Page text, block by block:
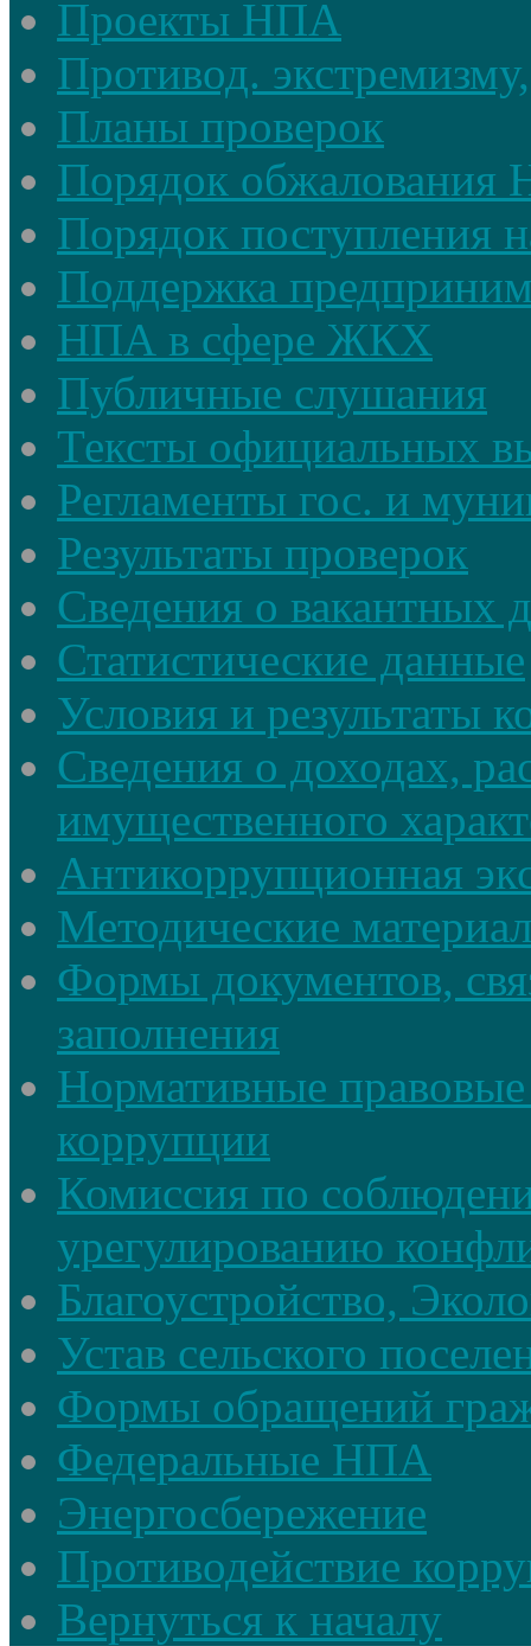
Проекты НПА
Противод.
Планы проверок
Порядок
Порядок поступления
Поддержка
НПА в сфере ЖКХ
Публичные слушания
Тексты официальных
Регламенты гос. и
Результаты проверок
Сведения о вакантных
Статистические данные
Условия и результаты
Сведения о доходах,
имущественного
Антикоррупционная
Методические
Формы документов,
заполнения
Нормативные
коррупции
Комиссия по
урегулированию
Благоустройство,
Устав сельского
Формы обращений
Федеральные НПА
Энергосбережение
Противодействие
Вернуться к началу